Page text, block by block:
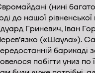
(нині
до нашої
Гриневич, Іван
(«Шаула»).
побігти униз по